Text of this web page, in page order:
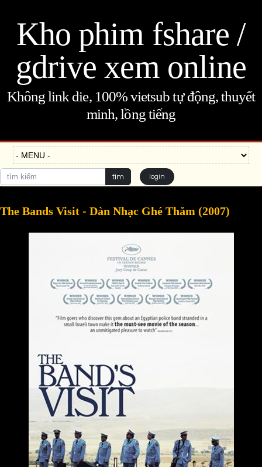
Kho phim fshare /
gdrive xem online
Không link die, 100% vietsub tự động, thuyết
minh, lồng tiếng
tìm login
The Bands Visit - Dàn Nhạc Ghé Thăm (2007)